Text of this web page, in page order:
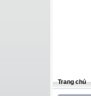
Trang chủ